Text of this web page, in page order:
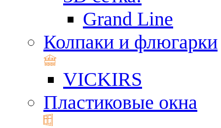
Grand Line
Колпаки и флюгарки
VICKIRS
Пластиковые окна